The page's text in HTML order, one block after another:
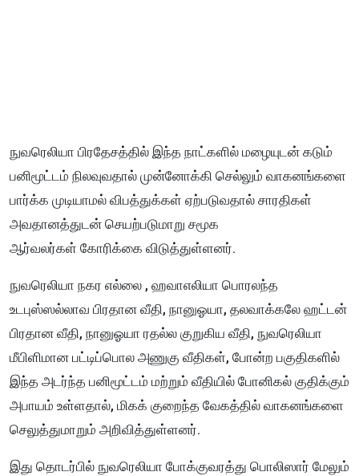
நுவரெலியா பிரதேசத்தில் இந்த நாட்களில் மழையுடன் கடும்
பனிமூட்டம் நிலவுவதால் முன்னோக்கி செல்லும் வாகனங்களை
பார்க்க முடியாமல் விபத்துக்கள் ஏற்படுவதால் சாரதிகள்
அவதானத்துடன் செயற்படுமாறு சமூக
ஆர்வலர்கள் கோரிக்கை விடுத்துள்ளனர்.
நுவரெலியா நகர எல்லை , ஹவாஎலியா பொரலந்த
உடபுஸ்ஸல்லாவ பிரதான வீதி, நானுஓயா, தலவாக்கலே ஹட்டன்
பிரதான வீதி, நானுஓயா ரதல்ல குறுகிய வீதி, நுவரெலியா
மீபிளிமான பட்டிப்பொல அணுகு வீதிகள், போன்ற பகுதிகளில்
இந்த அடர்ந்த பனிமூட்டம் மற்றும் வீதியில் போனிகல் குதிக்கும்
அபாயம் உள்ளதால், மிகக் குறைந்த வேகத்தில் வாகனங்களை
செலுத்துமாறும் அறிவித்துள்ளனர்.
இது தொடர்பில் நுவரெலியா போக்குவரத்து பொலிஸார் மேலும்